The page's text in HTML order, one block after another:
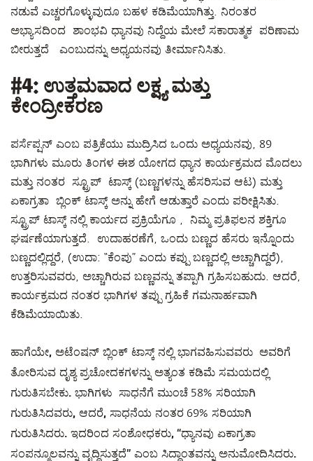
ನಡುವೆ ಎಚ್ಚರಗೊಳ್ಳುವುದೂ ಬಹಳ ಕಡಿಮೆಯಾಗಿತ್ತು. ನಿರಂತರ
ಅಭ್ಯಾಸದಿಂದ ಶಾಂಭವಿ ಧ್ಯಾನವು ನಿದ್ದೆಯ ಮೇಲೆ ಸಕಾರಾತ್ಮಕ ಪರಿಣಾಮ
ಬೀರುತ್ತದೆ ಎಂಬುದನ್ನು ಅಧ್ಯಯನವು ತೀರ್ಮಾನಿಸಿತು.
#4: ಉತ್ತಮವಾದ ಲಕ್ಷ್ಯ ಮತ್ತು
ಕೇಂದ್ರೀಕರಣ
ಪರ್ಸೆಪ್ಷನ್ ಎಂಬ ಪತ್ರಿಕೆಯು ಮುದ್ರಿಸಿದ ಒಂದು ಅಧ್ಯಯನವು, 89
ಭಾಗಿಗಳು ಮೂರು ತಿಂಗಳ ಈಶ ಯೋಗದ ಧ್ಯಾನ ಕಾರ್ಯಕ್ರಮದ ಮೊದಲು
ಮತ್ತು ನಂತರ ಸ್ಟ್ರೂಪ್ ಟಾಸ್ಕ್ (ಬಣ್ಣಗಳನ್ನು ಹೆಸರಿಸುವ ಆಟ) ಮತ್ತು
ಏಕಾಗ್ರತಾ ಬ್ಲಿಂಕ್ ಟಾಸ್ಕ್ ಅನ್ನು ಹೇಗೆ ಆಡುತ್ತಾರೆ ಎಂದು ಪರೀಕ್ಷಿಸಿತು.
ಸ್ಟ್ರೂಪ್ ಟಾಸ್ಕ್ ನಲ್ಲಿ ಕಾರ್ಯದ ಪ್ರಕ್ರಿಯೆಗೂ , ನಿಮ್ಮ ಪ್ರತಿಫಲನ ಶಕ್ತಿಗೂ
ಘರ್ಷಣೆಯಾಗುತ್ತದೆ. ಉದಾಹರಣೆಗೆ, ಒಂದು ಬಣ್ಣದ ಹೆಸರು ಇನ್ನೊಂದು
ಬಣ್ಣದಲ್ಲಿದ್ದರೆ, (ಉದಾ: “ಕೆಂಪು” ಎಂದು ಕಪ್ಪು ಬಣ್ಣದಲ್ಲಿ ಅಚ್ಚಾಗಿದ್ದರೆ),
ಉತ್ತರಿಸುವವರು, ಅಚ್ಚಾಗಿರುವ ಬಣ್ಣವನ್ನು ತಪ್ಪಾಗಿ ಗ್ರಹಿಸಬಹುದು. ಆದರೆ,
ಕಾರ್ಯಕ್ರಮದ ನಂತರ ಭಾಗಿಗಳ ತಪ್ಪು ಗ್ರಹಿಕೆ ಗಮನಾರ್ಹವಾಗಿ
ಕೆಡಿಮೆಯಾಯಿತು.
ಹಾಗೆಯೇ, ಅಟೆಂಷನ್ ಬ್ಲಿಂಕ್ ಟಾಸ್ಕ್ ನಲ್ಲಿ ಭಾಗವಹಿಸುವವರು ಅವರಿಗೆ
ತೋರಿಸುವ ದೃಶ್ಯ ಪ್ರಚೋದಕಗಳನ್ನು ಅತ್ಯಂತ ಕಡಿಮೆ ಸಮಯದಲ್ಲಿ
ಗುರುತಿಸಬೇಕು. ಭಾಗಿಗಳು ಸಾಧನೆಗೆ ಮುಂಚೆ 58% ಸರಿಯಾಗಿ
ಗುರುತಿಸಿದವರು, ಆದರೆ, ಸಾಧನೆಯ ನಂತರ 69% ಸರಿಯಾಗಿ
ಗುರುತಿಸಿದರು. ಇದರಿಂದ ಸಂಶೋಧಕರು, “ಧ್ಯಾನವು ಏಕಾಗ್ರತಾ
ಸಂಪನ್ಮೂಲವನ್ನು ವೃದ್ಧಿಸುತ್ತದೆ” ಎಂಬ ಸಿದ್ಧಾಂತವನ್ನು ಅನುಮೋದಿಸಿದರು.